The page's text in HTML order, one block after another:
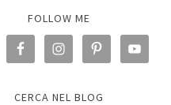
FOLLOW ME
CERCA NEL BLOG